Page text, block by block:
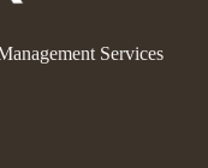
Services